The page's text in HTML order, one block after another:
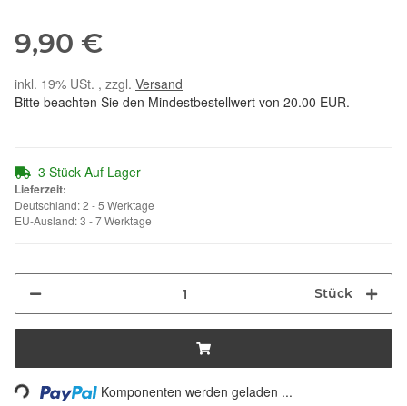
9,90 €
inkl. 19% USt. , zzgl. Versand
Bitte beachten Sie den Mindestbestellwert von 20.00 EUR.
3 Stück Auf Lager
Lieferzeit:
Deutschland: 2 - 5 Werktage
EU-Ausland: 3 - 7 Werktage
Stück
Loading... Komponenten werden geladen ...